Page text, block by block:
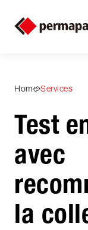
Home Services
Test
avec
la